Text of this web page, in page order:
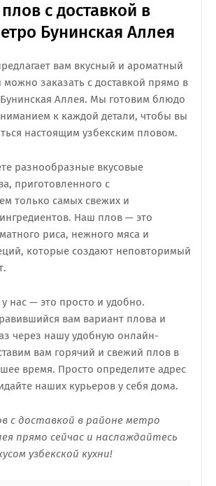
с доставкой в
Бунинская Аллея
вам вкусный и ароматный
заказать с доставкой прямо в
Аллея. Мы готовим блюдо
к каждой детали, чтобы вы
настоящим узбекским пловом.
разнообразные вкусовые
приготовленного с
только самых свежих и
Наш плов — это
риса, нежного мяса и
которые создают неповторимый
нас — это просто и удобно.
вам вариант плова и
через нашу удобную онлайн-
вам горячий и свежий плов в
время. Просто определите адрес
наших курьеров у себя дома.
с доставкой в районе метро
прямо сейчас и наслаждайтесь
узбекской кухни!